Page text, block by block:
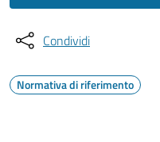
Condividi
Normativa di riferimento